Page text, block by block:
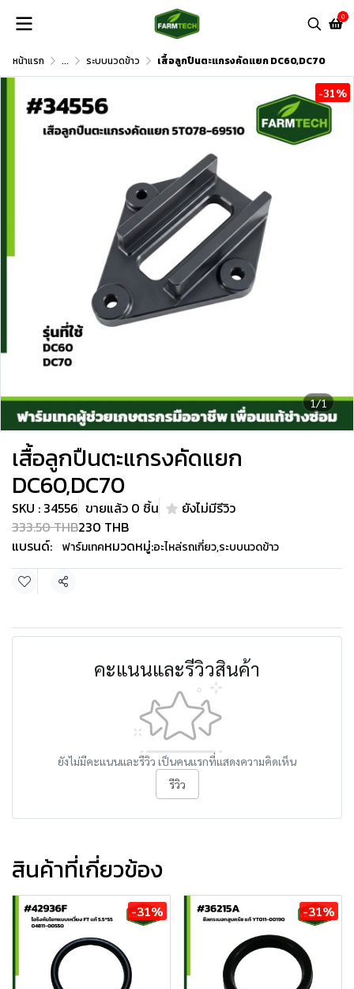
0
หน้าแรก ... ระบบนวดข้าว เสื้อลูกปืนตะแกรงคัดแยก DC60,DC70
1/1
-31%
เสื้อลูกปืนตะแกรงคัดแยก
DC60,DC70
SKU : 34556 ขายแล้ว 0 ชิ้น
ยังไม่มีรีวิว
333.50 THB230 THB
แบรนด์:
ฟาร์มเทคหมวดหมู่:อะไหล่รถเกี่ยว,ระบบนวดข้าว
แชร์
คะแนนและรีวิวสินค้า
ยังไม่มีคะแนนและรีวิว เป็นคนแรกที่แสดงความคิดเห็น
รีวิว
สินค้าที่เกี่ยวข้อง
-31% -31%